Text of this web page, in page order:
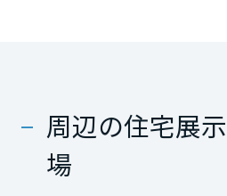
周辺の住宅展
場